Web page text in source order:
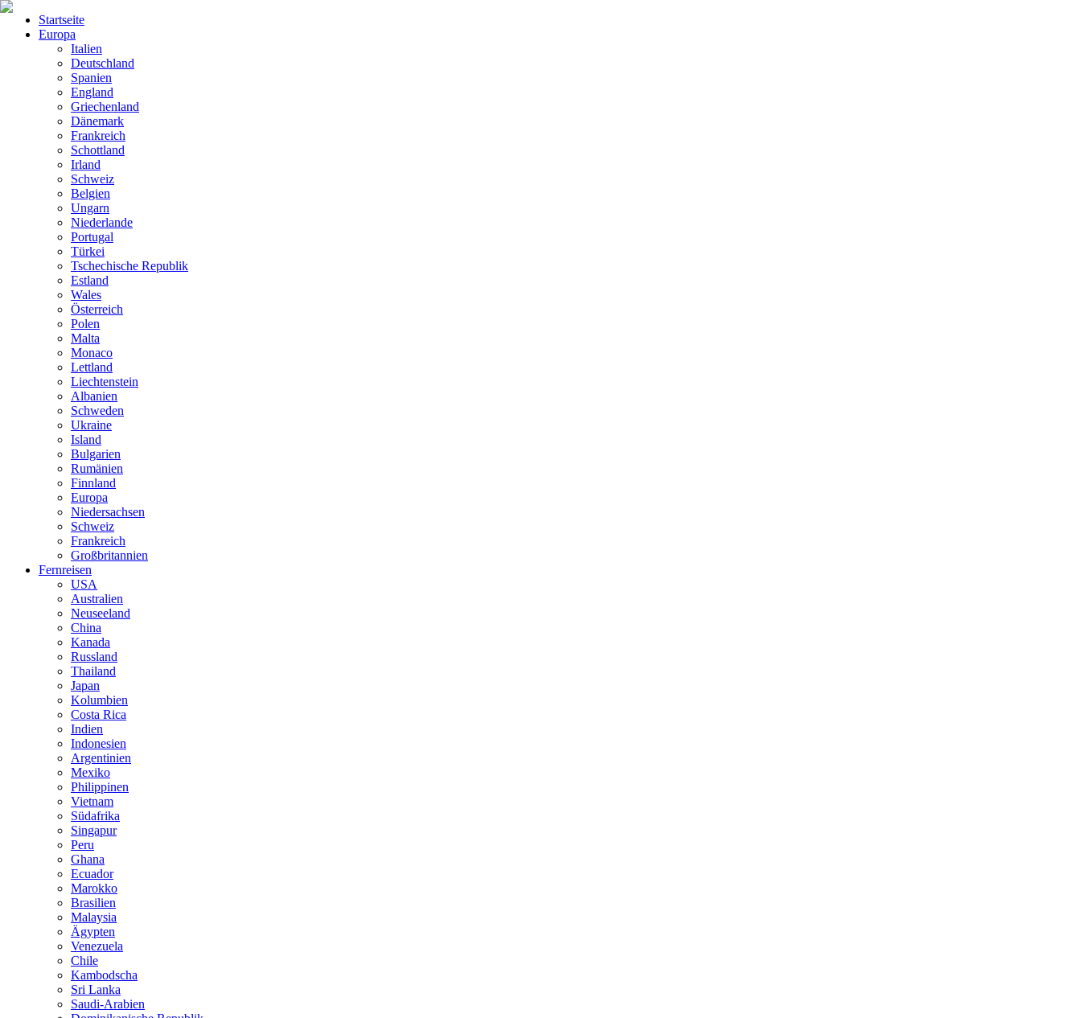
Startseite
Europa
Italien
Deutschland
Spanien
England
Griechenland
Dänemark
Frankreich
Schottland
Irland
Schweiz
Belgien
Ungarn
Niederlande
Portugal
Türkei
Tschechische Republik
Estland
Wales
Österreich
Polen
Malta
Monaco
Lettland
Liechtenstein
Albanien
Schweden
Ukraine
Island
Bulgarien
Rumänien
Finnland
Europa
Niedersachsen
Schweiz
Frankreich
Großbritannien
Fernreisen
USA
Australien
Neuseeland
China
Kanada
Russland
Thailand
Japan
Kolumbien
Costa Rica
Indien
Indonesien
Argentinien
Mexiko
Philippinen
Vietnam
Südafrika
Singapur
Peru
Ghana
Ecuador
Marokko
Brasilien
Malaysia
Ägypten
Venezuela
Chile
Kambodscha
Sri Lanka
Saudi-Arabien